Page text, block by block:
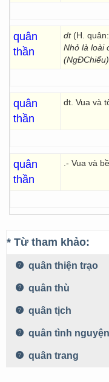
quân
thần
dt (H.
Nhỏ là loài
(NgĐChiểu).
quân
thần
dt. Vua và
quân
thần
.- Vua và
* Từ tham khảo:
quân thiện trạo
quân thù
quân tịch
quân tình nguyện
quân trang